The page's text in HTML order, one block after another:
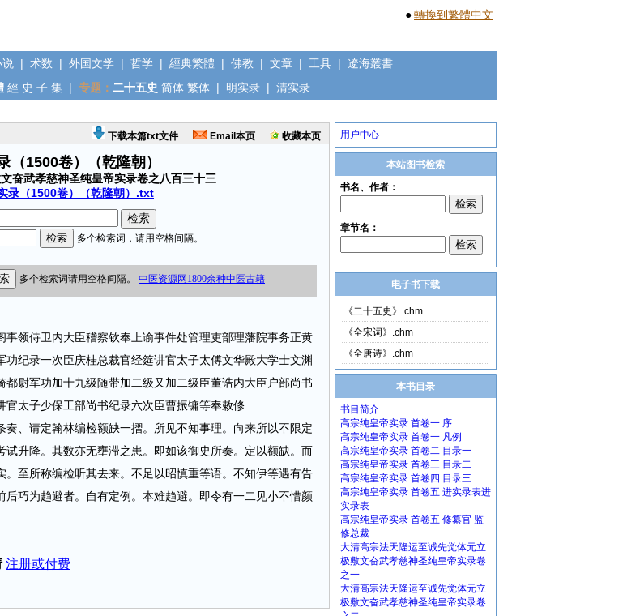
●轉換到繁體中文
说 | 术数 | 外国文学 | 哲学 | 經典繁體 | 佛教 | 文章 | 工具 | 遼海叢書
經 史 子 集 | 专题： 二十五史 简体 繁体 | 明实录 | 清实录
下载本篇txt文件 Email本页 收藏本页
（1500卷）（乾隆朝）
奋武孝慈神圣纯皇帝实录卷之八百三十三
录（1500卷）（乾隆朝）.txt
领侍卫内大臣稽察钦奉上谕事件处管理吏部理藩院事务正黄
纪录一次臣庆桂总裁官经筵讲官太子太傅文华殿大学士文渊
尉军功加十九级随带加二级又加二级臣董诰内大臣户部尚书
太子少保工部尚书纪录六次臣曹振镛等奉敕修
、请定翰林编检额缺一摺。所见不知事理。向来所以不限定
升降。其数亦无壅滞之患。即如该御史所奏。定以额缺。而
至所称编检听其去来。不足以昭慎重等语。不知伊等遇有告
巧为趋避者。自有定例。本难趋避。即令有一二见小不惜颜
注册或付费
用户中心
本站图书检索
电子书下载
《二十五史》.chm
《全宋词》.chm
《全唐诗》.chm
本书目录
书目简介
高宗纯皇帝实录 首卷一 序
高宗纯皇帝实录 首卷一 凡例
高宗纯皇帝实录 首卷二 目录一
高宗纯皇帝实录 首卷三 目录二
高宗纯皇帝实录 首卷四 目录三
高宗纯皇帝实录 首卷五 进实录表进
实录表
高宗纯皇帝实录 首卷五 修纂官 监
修总裁
大清高宗法天隆运至诚先觉体元立
极敷文奋武孝慈神圣纯皇帝实录卷
之一
大清高宗法天隆运至诚先觉体元立
极敷文奋武孝慈神圣纯皇帝实录卷